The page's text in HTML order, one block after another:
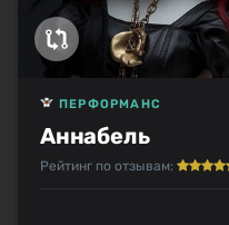
Аннабель
ПЕРФОРМАНС
Рейтинг по отзывам: